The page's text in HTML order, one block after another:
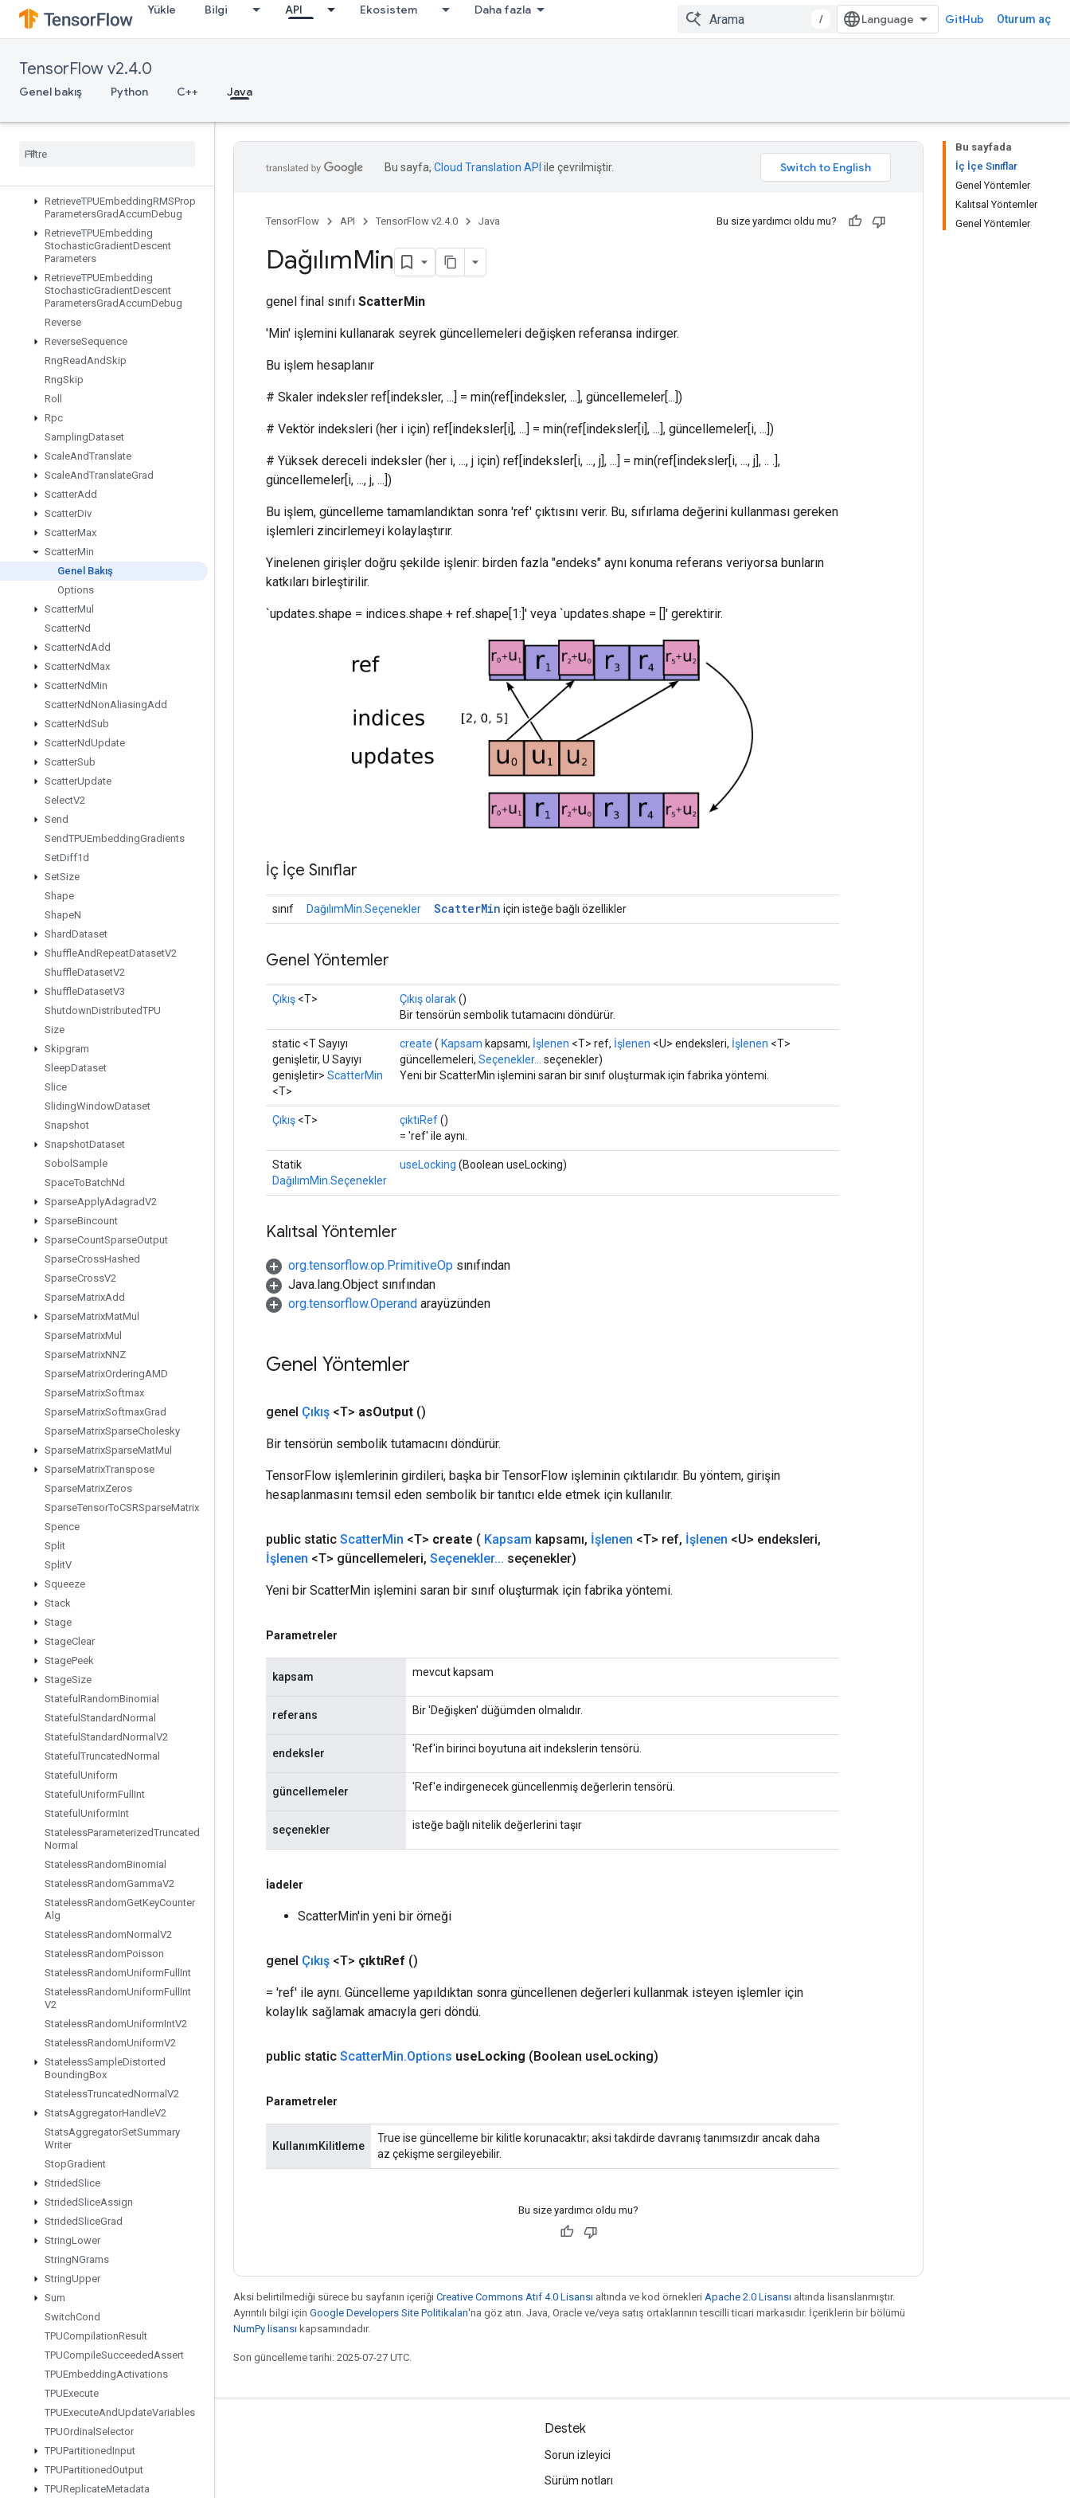
Yükle Bilgi API Ekosistem Daha fazla
/ GitHub Oturum aç
TensorFlow v2.4.0
Genel bakış Python C++ Java
RetrieveTPUEmbeddingMDLAdagradLightParameters
RetrieveTPUEmbeddingMomentumParameters
RetrieveTPUEmbeddingProximalAdagradParameters
RetrieveTPUEmbeddingProximalAdagradParametersGradAccumDebug
RetrieveTPUEmbeddingProximal
Debug
RetrieveTPUEmbeddingRMSProp
ParametersGradAccumDebug
RetrieveTPUEmbedding
StochasticGradientDescent
Parameters
RetrieveTPUEmbedding
StochasticGradientDescent
ParametersGradAccumDebug
Reverse
ReverseSequence
RngReadAndSkip
RngSkip
Roll
Rpc
SamplingDataset
ScaleAndTranslate
ScaleAndTranslateGrad
ScatterAdd
ScatterDiv
ScatterMax
ScatterMin
Genel Bakış
Options
ScatterMul
ScatterNd
ScatterNdAdd
ScatterNdMax
ScatterNdMin
ScatterNdNonAliasingAdd
ScatterNdSub
ScatterNdUpdate
ScatterSub
ScatterUpdate
SelectV2
Send
SendTPUEmbeddingGradients
SetDiff1d
SetSize
Shape
ShapeN
ShardDataset
ShuffleAndRepeatDatasetV2
ShuffleDatasetV2
ShuffleDatasetV3
ShutdownDistributedTPU
Size
Skipgram
SleepDataset
Slice
SlidingWindowDataset
Snapshot
SnapshotDataset
Sobol Sample
SpaceToBatchNd
SparseApplyAdagradV2
SparseBincount
SparseCountSparseOutput
SparseCrossHashed
SparseCrossV2
SparseMatrixAdd
SparseMatrixMatMul
SparseMatrixMul
SparseMatrixNNZ
SparseMatrixOrderingAMD
SparseMatrixSoftmax
SparseMatrixSoftmaxGrad
SparseMatrixSparseCholesky
SparseMatrixSparseMatMul
SparseMatrixTranspose
SparseMatrixZeros
SparseTensorToCSRSparseMatrix
Spence
Split
SplitV
Squeeze
Stack
Stage
StageClear
StagePeek
StageSize
Stateful RandomBinomial
Stateful StandardNormal
Stateful StandardNormal V2
Stateful TruncatedNormal
Stateful Uniform
Stateful UniformFull Int
Stateful UniformInt
StatelessParameterizedTruncated
Normal
StatelessRandomBinomial
StatelessRandomGammaV2
StatelessRandomGetKeyCounter
Alg
StatelessRandomNormal V2
StatelessRandomPoisson
StatelessRandomUniformFull Int
StatelessRandomUniformFull Int
V2
StatelessRandomUniformIntV2
StatelessRandomUniformV2
StatelessSampleDistorted
BoundingBox
StatelessTruncatedNormal V2
StatsAggregatorHandleV2
StatsAggregatorSetSummary
Writer
StopGradient
StridedSlice
StridedSliceAssign
StridedSliceGrad
StringLower
StringNGrams
StringUpper
Sum
SwitchCond
TPUCompilationResult
TPUCompileSucceededAssert
TPUEmbeddingActivations
TPUExecute
TPUExecuteAndUpdateVariables
TPUOrdinal Selector
TPUPartitionedInput
TPUPartitionedOutput
TPUReplicateMetadata
Bu sayfada
İç İçe Sınıflar
Genel Yöntemler
Kalıtsal Yöntemler
Genel Yöntemler
Bu sayfa, Cloud Translation API ile çevrilmiştir.
TensorFlow API TensorFlow v2.4.0 Java Bu size yardımcı oldu mu?
DağılımMin
genel final sınıfı ScatterMin
'Min' işlemini kullanarak seyrek güncellemeleri değişken referansa indirger.
Bu işlem hesaplanır
# Skaler indeksler ref[indeksler, ...] = min(ref[indeksler, ...], güncellemeler[...])
# Vektör indeksleri (her i için) ref[indeksler[i], ...] = min(ref[indeksler[i], ...], güncellemeler[i, ...])
# Yüksek dereceli indeksler (her i, ..., j için) ref[indeksler[i, ..., j], ...] = min(ref[indeksler[i, ..., j], .. .],
güncellemeler[i, ..., j, ...])
Bu işlem, güncelleme tamamlandıktan sonra 'ref' çıktısını verir. Bu, sıfırlama değerini kullanması gereken
işlemleri zincirlemeyi kolaylaştırır.
Yinelenen girişler doğru şekilde işlenir: birden fazla "endeks" aynı konuma referans veriyorsa bunların
katkıları birleştirilir.
`updates.shape = indices.shape + ref.shape[1:]' veya `updates.shape = []' gerektirir.
İç İçe Sınıflar
sınıf DağılımMin.Seçenekler ScatterMin için isteğe bağlı özellikler
Genel Yöntemler
Çıkış <T> Çıkış olarak()
Bir tensörün sembolik tutamacını döndürür.
static <T Sayıyı
genişletir, U Sayıyı
genişletir> ScatterMin
<T>
create ( Kapsam kapsamı, İşlenen <T> ref, İşlenen <U> endeksleri, İşlenen <T>
güncellemeleri, Seçenekler... seçenekler)
Yeni bir ScatterMin işlemini saran bir sınıf oluşturmak için fabrika yöntemi.
Çıkış <T> çıktıRef()
= 'ref' ile aynı.
Statik
DağılımMin.Seçenekler
useLocking (Boolean useLocking)
Kalıtsal Yöntemler
org.tensorflow.op.PrimitiveOp sınıfından
Java.lang.Object sınıfından
org.tensorflow.Operand arayüzünden
Genel Yöntemler
genel Çıkış <T> asOutput ()
Bir tensörün sembolik tutamacını döndürür.
TensorFlow işlemlerinin girdileri, başka bir TensorFlow işleminin çıktılarıdır. Bu yöntem, girişin
hesaplanmasını temsil eden sembolik bir tanıtıcı elde etmek için kullanılır.
public static ScatterMin <T> create ( Kapsam kapsamı, İşlenen <T> ref, İşlenen <U> endeksleri,
İşlenen <T> güncellemeleri, Seçenekler... seçenekler)
Yeni bir ScatterMin işlemini saran bir sınıf oluşturmak için fabrika yöntemi.
Parametreler
kapsam mevcut kapsam
referans Bir 'Değişken' düğümden olmalıdır.
endeksler 'Ref'in birinci boyutuna ait indekslerin tensörü.
güncellemeler 'Ref'e indirgenecek güncellenmiş değerlerin tensörü.
seçenekler isteğe bağlı nitelik değerlerini taşır
İadeler
ScatterMin'in yeni bir örneği
genel Çıkış <T> çıktıRef ()
= 'ref' ile aynı. Güncelleme yapıldıktan sonra güncellenen değerleri kullanmak isteyen işlemler için
kolaylık sağlamak amacıyla geri döndü.
public static ScatterMin.Options use Locking (Boolean useLocking)
Parametreler
KullanımKilitleme
True ise güncelleme bir kilitle korunacaktır; aksi takdirde davranış tanımsızdır ancak daha
az çekişme sergileyebilir.
Bu size yardımcı oldu mu?
Aksi belirtilmediği sürece bu sayfanın içeriği Creative Commons Atıf 4.0 Lisansı altında ve kod örnekleri Apache 2.0 Lisansı altında lisanslanmıştır.
Ayrıntılı bilgi için Google Developers Site Politikaları'na göz atın. Java, Oracle ve/veya satış ortaklarının tescilli ticari markasıdır. İçeriklerin bir bölümü
NumPy lisansı kapsamındadır.
Son güncelleme tarihi: 2025-07-27 UTC.
Bağlı kalma
Blog
Destek
Sorun izleyici
Sürüm notları